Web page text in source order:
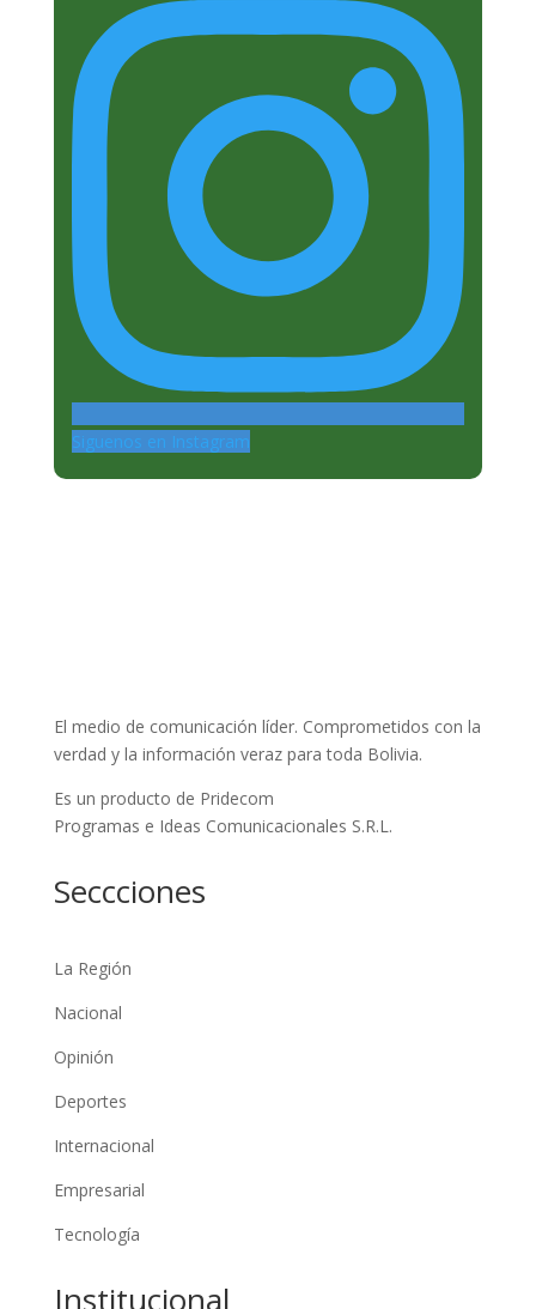
Siguenos en Instagram
El medio de comunicación líder. Comprometidos con la
verdad y la información veraz para toda Bolivia.
Es un producto de Pridecom
Programas e Ideas Comunicacionales S.R.L.
Seccciones
La Región
Nacional
Opinión
Deportes
Internacional
Empresarial
Tecnología
Institucional